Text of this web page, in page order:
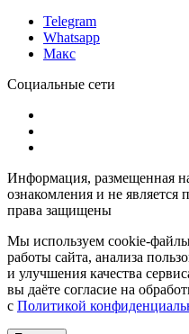
Telegram
Whatsapp
Макс
Социальные сети
Информация, размещенная
ознакомления и не является
права защищены
Мы используем cookie-файлы
работы сайта, анализа
и улучшения качества
вы даёте согласие на
с Политикой